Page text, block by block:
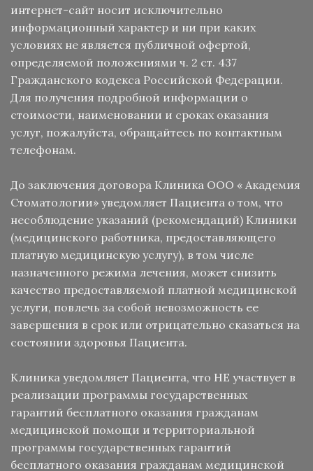
интернет-сайт носит исключительно
информационный характер и ни при каких
условиях не является публичной офертой,
определяемой положениями ч. 2 ст. 437
Гражданского кодекса Российской Федерации.
Для получения подробной информации о
стоимости, наименовании и сроках оказания
услуг, пожалуйста, обращайтесь по контактным
телефонам.
До заключения договора Клиника ООО « Академия
Стоматологии» уведомляет Пациента о том, что
несоблюдение указаний (рекомендаций) Клиники
(медицинского работника, предоставляющего
платную медицинскую услугу), в том числе
назначенного режима лечения, может снизить
качество предоставляемой платной медицинской
услуги, повлечь за собой невозможность ее
завершения в срок или отрицательно сказаться на
состоянии здоровья Пациента.
Клиника уведомляет Пациента, что НЕ участвует в
реализации программы государственных
гарантий бесплатного оказания гражданам
медицинской помощи и территориальной
программы государственных гарантий
бесплатного оказания гражданам медицинской